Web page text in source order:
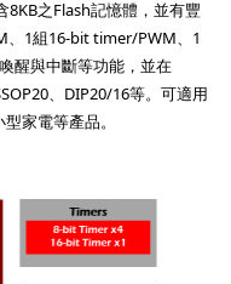
8KB之Flash記憶體，並有豐
、1組16-bit timer/PWM、1
醒與中斷等功能，並在
、DIP20/16等。可適用
家電等產品。